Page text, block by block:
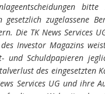
gesetzlich zugelassene
Die TK News Services
Investor Magazins
und Schuldpapieren
des eingesetzten
Services UG und ihre